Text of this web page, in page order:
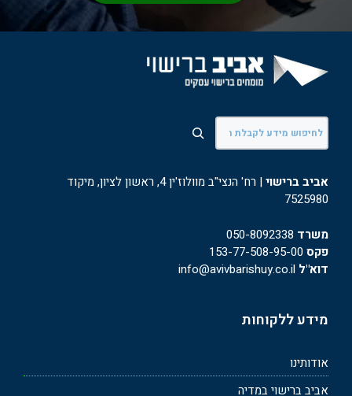
חיפוש
אביב ברישוי
| רח' הנצי"ב מוולוז'ין 4, ראשון לציון, מיקוד
7525980
משרד 050-8092338
פקס
דוא"ל
מידע ללקוחות
אודותינו
אביב ברישוי במדיה